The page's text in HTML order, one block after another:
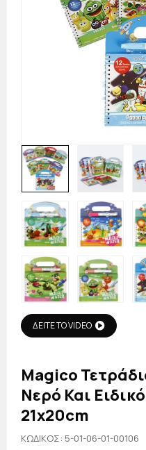
ΔΕΙΤΕ ΤΟ VIDEO
Magico
Νερό Και
21x20cm
KΩΔΙΚΟΣ: 5-01-06-01-00106